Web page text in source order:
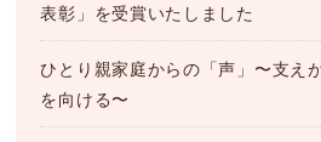
表彰」を受賞いたしました
ひとり親家庭からの「声」〜支え
を向ける〜